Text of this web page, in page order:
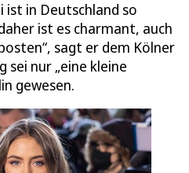
ist in Deutschland so
ist es charmant, auch
sagt er dem Kölner
sei nur „eine kleine
gewesen.